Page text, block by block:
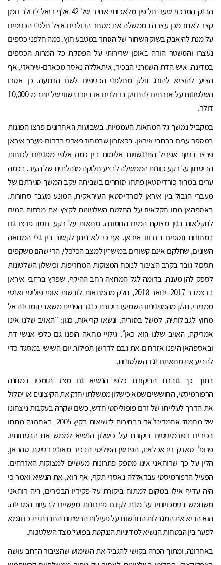
הבנק המרכזי שער חליפין מלאכותי אחיד של 42 אלף ריאל לדולר וזמן
קצר לאחר מכן עצרה הממשלה את מסחר הדולרים אצל חלפני הכספים
על מנת להיאבק בשוק השחור של הסחר במטבע חוץ. כמה חלפני כספים
נעצרו והמשטר הורה באופן שרירותי על הפסקת כל המרות הכספים
במדינה. איש הדת השמרני הבכיר, איתאללה נאסר מכארם-שיראזי, אף
הציע להוציא להורג חלק מחלפני הכספים לשם הרתעה. כן אסרו
השלטונות על אזרחים להחזיק בדולרים או ביורו בשווי של יותר מ-10,000
דולר.
במקביל נמשך גל המחאות העממיות. בשבועות האחרונים פרצו הפגנות
במספר ערים ברחבי איראן. בכאזרון שבמחוז פארס בדרום-מערב איראן
פרצו בסוף אפריל התנגשויות אלימות בין כמה אלפי מפגינים לכוחות
הביטחון על רקע כוונות הממשלה לבצע חלוקה מנהלתית של העיר. בכמה
ערים במחוז כורדיסטאן פתחו סוחרים בשביתה עקב המשך סגירתם של
מעברי הגבול בין איראן לכורדיסטאן העיראקית, המונע מעבר סחורות.
באספהאן מחו חקלאים על החלטת השלטונות לקצץ את מכסות המים
לחקלאות בגין מצוקת המים החמורה. מחאות על רקע דומה פרצו גם
במחוזות נוספים בדרום איראן. אף כי לא ניתן לקשור בין גלי המחאה
השונים, שחלקם אינם קשורים במישרין למצב הכלכלי, הרי שהם משקפים
תסכול גובר בקרב הציבור לנוכח המצוקות המחריפות וכישלון השלטונות
לספק להן מענה. בדומה לגל המחאה רחב ההיקף, שפרץ ברחבי איראן
בדצמבר 2017–ינואר 2018, חלק מהמחאות לובשות אופי פוליטי ואנטי
ממסדי. חלק מהמפגינים השמיעו ביקורת כנגד הפניית משאבי המדינה אל
מחוץ לגבולותיה, למשל בסוריה, ונשאו קריאות, כגון: "האויב שלנו אינו
אמריקה, האויב שלנו הוא כאן". גילויי מחאה הופנו גם כלפי אנשי דת
ובאספהאן היפנו אזרחים את גבם לדרשן תפילות יום השישי במסגד כדי
להביע את מחאתם נגד השלטונות.
בתוך כך גוברת הביקורת כלפי הנשיא גם מצד תומכיו במחנה
הרפורמיסטי, החוששים שמא כישלון ממשלתו יחזק את הקיצונים או יסלול
את הדרך לעלייתו של זרם פופוליסטי חדש, כשם שקרה בעקבות ניצחונו
של מחמוד אחמדינז'אד בבחירות לנשיאות בקיץ 2005. באחרונה מתחו
בכירים רפורמיסטים ביקורת על כישלון הנשיא לממש את הבטחותיו.
פרופ' סאדק זיבאכלאם, הפרשן הפוליטי הבכיר מאוניברסיטת טהראן,
הלין על כך שרוחאני אינו מספק פתרונות מעשיים למצוקות האזרחים.
הפעיל הרפורמיסטי עבדאללה נאסרי תקף, אף הוא, את הנשיא ואמר כי
היה עדיף אילו במקום למתוח ביקורת על פקידיו הבכירים, היה רוחאני
משתמש בסמכויותיו על מנת לקדם פתרונות מעשיים לבעיות המדינה.
הוא הביא את המגבלות החדשות על פעילות הרשתות החברתיות כדוגמא
לפער בין הבטחות הנשיא למדיניות הננקטת בפועל מצד השלטונות.
באחרונה, ומתוך הכרה בקושי להגביל את השימוש שהציבור הרחב עושה